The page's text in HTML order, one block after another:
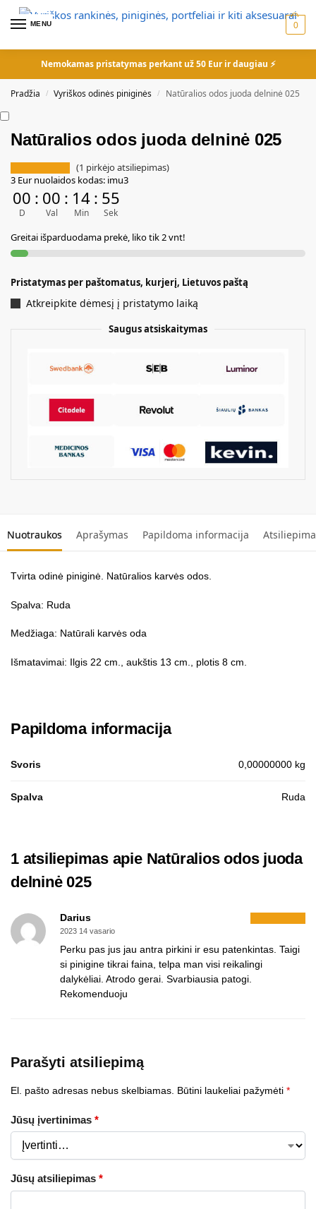
MENU 0
Nemokamas pristatymas perkant už 50 Eur ir daugiau ⚡
Pradžia / Vyriškos odinės piniginės / Natūralios odos juoda delninė 025
Natūralios odos juoda delninė 025
(1 pirkėjo atsiliepimas)
3 Eur nuolaidos kodas: imu3
00
D
: 00
Val
: 14
Min
: 55
Sek
Greitai išparduodama prekė, liko tik 2 vnt!
Pristatymas per paštomatus, kurjerį, Lietuvos paštą
Atkreipkite dėmesį į pristatymo laiką
Saugus atsiskaitymas
Nuotraukos Aprašymas Papildoma informacija
Tvirta odinė piniginė. Natūralios karvės odos.
Spalva: Ruda
Medžiaga: Natūrali karvės oda
Išmatavimai: Ilgis 22 cm., aukštis 13 cm., plotis 8 cm.
Papildoma informacija
Svoris 0,00000000 kg
Spalva Ruda
1 atsiliepimas apie Natūralios odos juoda
delninė 025
Darius
2023 14 vasario
Perku pas jus jau antra pirkini ir esu patenkintas. Taigi
si pinigine tikrai faina, telpa man visi reikalingi
dalykėliai. Atrodo gerai. Svarbiausia patogi.
Rekomenduoju
Parašyti atsiliepimą
El. pašto adresas nebus skelbiamas. Būtini laukeliai pažymėti *
Jūsų įvertinimas *
Jūsų atsiliepimas *